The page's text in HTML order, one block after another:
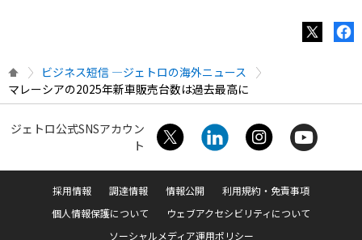
ビジネス短信 ―ジェトロの海外ニュース
マレーシアの2025年新車販売台数は過去最高に
ジェトロ公式SNSアカウン
ト
採用情報 調達情報 情報公開
利用規約・免責事項
個人情報保護について
ウェブアクセシビリティについて
ソーシャルメディア運用ポリシー